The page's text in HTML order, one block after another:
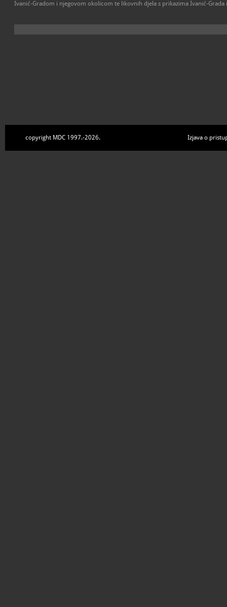
Ivanić-Gradom i njegovom okolicom te likovnih djela s prikazima Ivanić-Grada
copyright MDC 1997.-2026. Izjava o